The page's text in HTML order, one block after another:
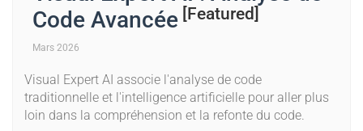
Code Avancée [Featured]
Mars 2026
Visual Expert AI associe l'analyse de code
traditionnelle et l'intelligence artificielle pour aller plus
loin dans la compréhension et la refonte du code.